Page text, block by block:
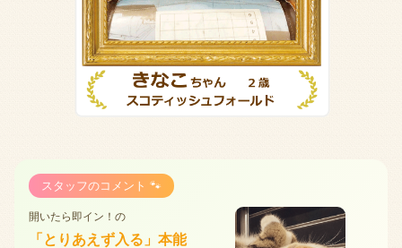
スタッフのコメント 🐾
開いたら即イン！の
「とりあえず入る」本能